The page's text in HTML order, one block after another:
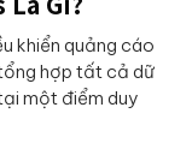
khiển quảng cáo
hợp tất cả dữ
một điểm duy